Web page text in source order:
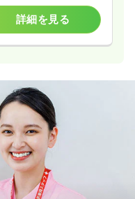
詳細を見る